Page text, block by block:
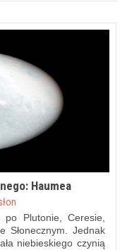
Haumea
po Plutonie, Ceresie,
Słonecznym. Jednak
niebieskiego czynią